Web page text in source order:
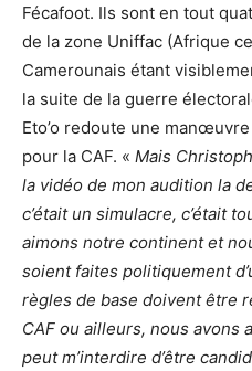
Fécafoot. Ils sont en tout
de la zone Uniffac (Afrique
Camerounais étant
la suite de la guerre
Eto’o redoute une
pour la CAF. « Mais
la vidéo de mon audition la
c’était un simulacre, c’était
aimons notre continent et
soient faites politiquement
règles de base doivent être
CAF ou ailleurs, nous avons
peut m’interdire d’être